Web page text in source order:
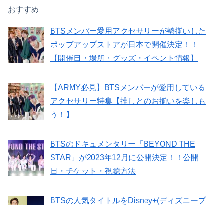
おすすめ
BTSメンバー愛用アクセサリーが勢揃いした
ポップアップストアが日本で開催決定！！
【開催日・場所・グッズ・イベント情報】
【ARMY必見】BTSメンバーが愛用している
アクセサリー特集【推しとのお揃いを楽しも
う！】
BTSのドキュメンタリー「BEYOND THE
STAR」が2023年12月に公開決定！！公開
日・チケット・視聴方法
BTSの人気タイトルをDisney+(ディズニープ